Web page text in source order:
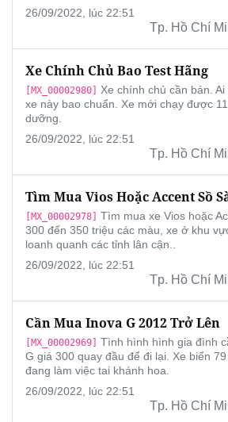
26/09/2022, lúc 22:51
Tp. Hồ Chí
Xe Chính Chủ Bao Test Hãng
[MX_00002980] Xe chính chủ cần bán.
xe này bao chuẩn. Xe mới chạy được
dưỡng.
26/09/2022, lúc 22:51
Tp. Hồ Chí
Tìm Mua Vios Hoặc Accent Sồ
[MX_00002978] Tìm mua xe Vios hoặc
300 đến 350 triệu các màu, xe ở khu
loanh quanh các tỉnh lân cận..
26/09/2022, lúc 22:51
Tp. Hồ Chí
Cần Mua Inova G 2012 Trở Lên
[MX_00002969] Tình hình hình gia đình
G giá 300 quay đầu để đi lại. Xe biển
đang làm việc tai khánh hoa.
26/09/2022, lúc 22:51
Tp. Hồ Chí